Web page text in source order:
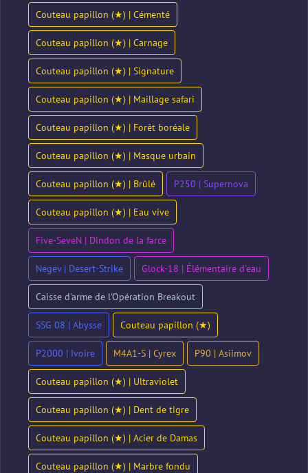
Couteau papillon (★) | Cémenté
Couteau papillon (★) | Carnage
Couteau papillon (★) | Signature
Couteau papillon (★) | Maillage safari
Couteau papillon (★) | Forêt boréale
Couteau papillon (★) | Masque urbain
Couteau papillon (★) | Brûlé P250 | Supernova
Couteau papillon (★) | Eau vive
Five-SeveN | Dindon de la farce
Negev | Desert-Strike Glock-18 | Élémentaire d'eau
Caisse d'arme de l'Opération Breakout
SSG 08 | Abysse Couteau papillon (★)
P2000 | Ivoire M4A1-S | Cyrex P90 | Asiimov
Couteau papillon (★) | Ultraviolet
Couteau papillon (★) | Dent de tigre
Couteau papillon (★) | Acier de Damas
Couteau papillon (★) | Marbre fondu